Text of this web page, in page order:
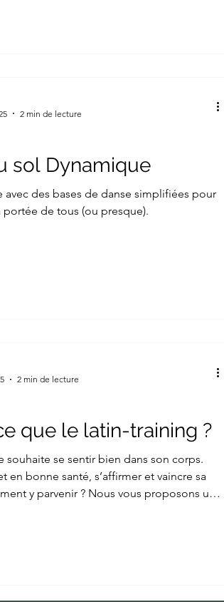
sol Dynamique
avec des bases de danse simplifiées pour
portée de tous (ou presque).
2 min de lecture
que le latin-training ?
souhaite se sentir bien dans son corps.
en bonne santé, s’affirmer et vaincre sa
y parvenir ? Nous vous proposons une
2 min de lecture